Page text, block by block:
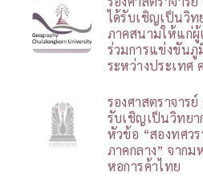
ได้รับเชิญเป็นวิท
ภาคสนามให้แก่
ร่วมการแข่งขันภู
ระหว่างประเทศ
รองศาสตราจาร
รับเชิญเป็นวิทยา
หัวข้อ “สองทศว
ภาคกลาง” จากม
หอการค้าไทย